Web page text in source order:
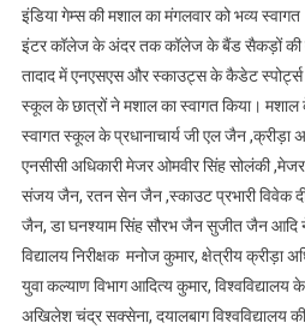
इंडिया गेम्स की मशाल का मंगलवार को भव्य
इंटर कॉलेज के अंदर तक कॉलेज के बैंड सैकड़ों की
तादाद में एनएसएस और स्काउट्स के कैडेट
स्कूल के छात्रों ने मशाल का स्वागत किया।
स्वागत स्कूल के प्रधानाचार्य जी एल जैन ,क्रीड़ा
एनसीसी अधिकारी मेजर ओमवीर सिंह सोलंकी
संजय जैन, रतन सेन जैन ,स्काउट प्रभारी विवेक
जैन, डा घनश्याम सिंह सौरभ जैन सुजीत जैन आदि
विद्यालय निरीक्षक मनोज कुमार, क्षेत्रीय
युवा कल्याण विभाग आदित्य कुमार, विश्वविद्यालय
अखिलेश चंद्र सक्सेना, दयालबाग विश्वविद्यालय